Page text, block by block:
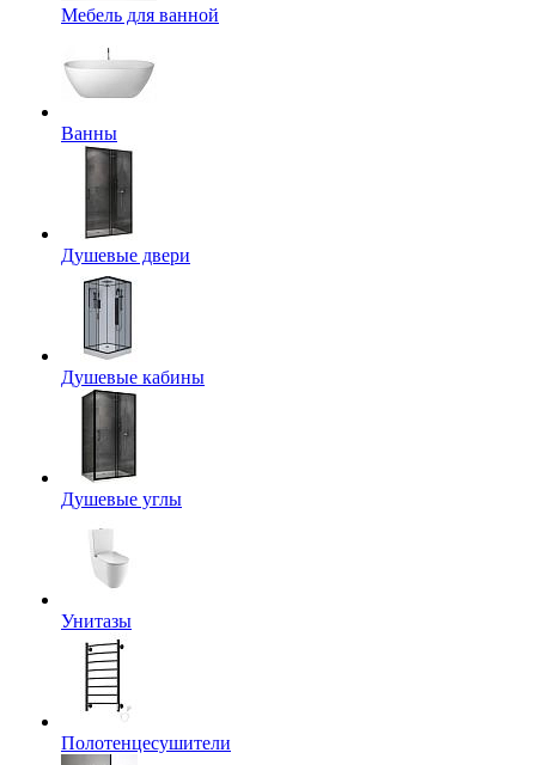
Мебель для ванной
Ванны
Душевые двери
Душевые кабины
Душевые углы
Унитазы
Полотенцесушители